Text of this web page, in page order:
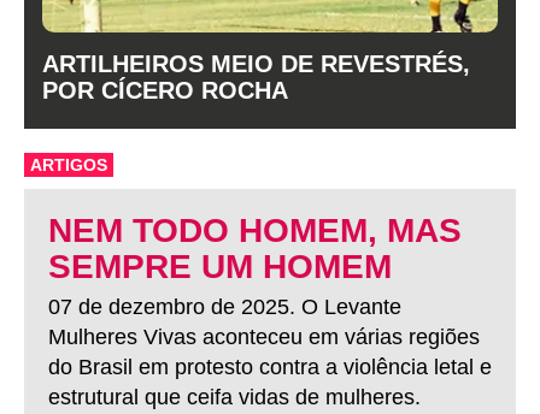
ARTILHEIROS MEIO DE REVESTRÉS,
POR CÍCERO ROCHA
ARTIGOS
NEM TODO HOMEM, MAS
SEMPRE UM HOMEM
07 de dezembro de 2025. O Levante
Mulheres Vivas aconteceu em várias regiões
do Brasil em protesto contra a violência letal e
estrutural que ceifa vidas de mulheres.